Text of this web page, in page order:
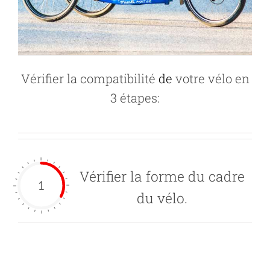
Vérifier la compatibilité de votre vélo en
3 étapes:
1
Vérifier la forme du cadre
du vélo.